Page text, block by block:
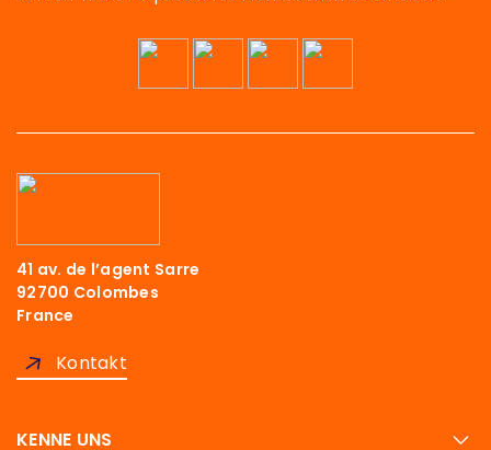
41 av. de l’agent Sarre
92700 Colombes
France
Kontakt
KENNE UNS